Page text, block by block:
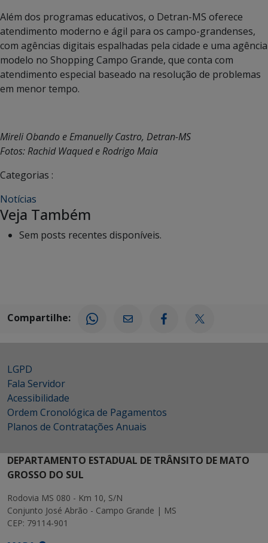
Além dos programas educativos, o Detran-MS oferece
atendimento moderno e ágil para os campo-grandenses,
com agências digitais espalhadas pela cidade e uma agência
modelo no Shopping Campo Grande, que conta com
atendimento especial baseado na resolução de problemas
em menor tempo.
Mireli Obando e Emanuelly Castro, Detran-MS
Fotos: Rachid Waqued e Rodrigo Maia
Categorias :
Notícias
Veja Também
Sem posts recentes disponíveis.
Compartilhe:
LGPD
Fala Servidor
Acessibilidade
Ordem Cronológica de Pagamentos
Planos de Contratações Anuais
DEPARTAMENTO ESTADUAL DE TRÂNSITO DE MATO
GROSSO DO SUL
Rodovia MS 080 - Km 10, S/N
Conjunto José Abrão - Campo Grande | MS
CEP: 79114-901